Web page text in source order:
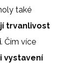
také
trvanlivost
. Čím více
vystavení